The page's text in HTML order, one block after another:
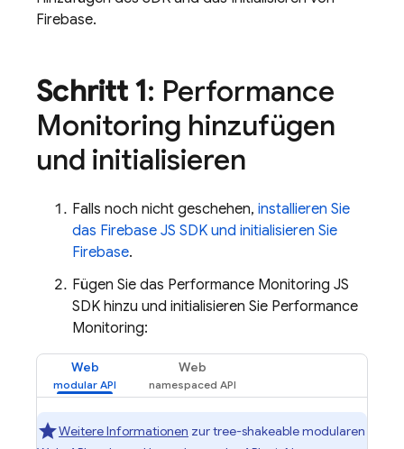
Firebase.
Schritt 1: Performance
Monitoring hinzufügen
und initialisieren
Falls noch nicht geschehen, installieren Sie
das Firebase JS SDK und initialisieren Sie
Firebase.
Fügen Sie das Performance Monitoring JS
SDK hinzu und initialisieren Sie Performance
Monitoring:
Web Web
Weitere Informationen zur tree-shakeable modularen